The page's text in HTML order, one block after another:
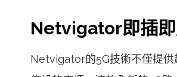
Netvigator即插
Netvigator的5G技術不僅提供